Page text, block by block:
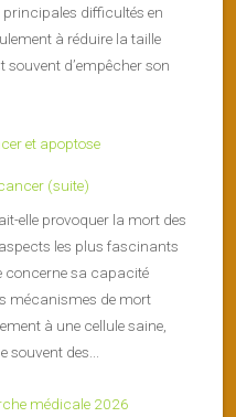
principales difficultés en
à réduire la taille
souvent d’empêcher son
(suite)
elle provoquer la mort des
les plus fascinants
concerne sa capacité
mécanismes de mort
à une cellule saine,
des...